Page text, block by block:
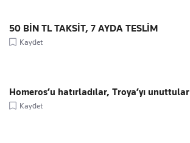
50 BİN TL TAKSİT, 7 AYDA TESLİM
Kaydet
Homeros’u hatırladılar, Troya’yı unuttular
Kaydet